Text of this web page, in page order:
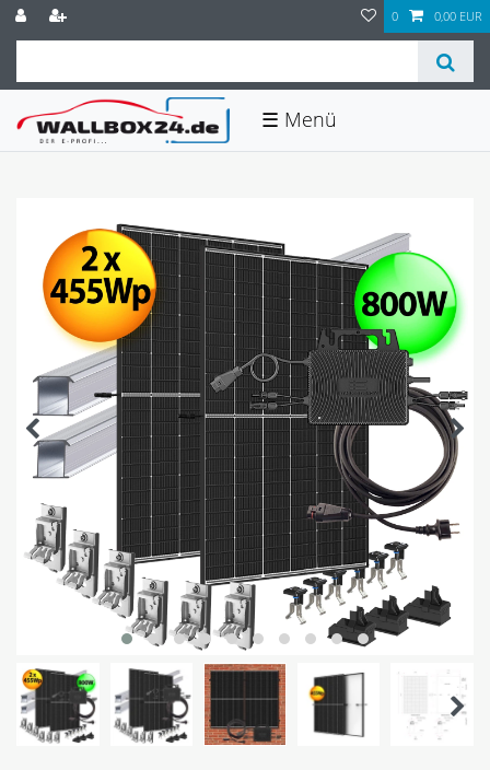
0 0,00 EUR
☰